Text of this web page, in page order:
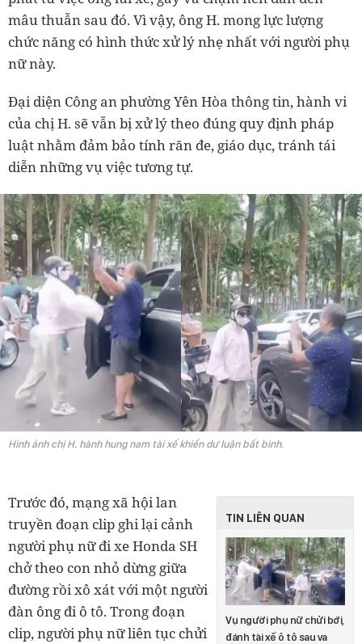
mâu thuẫn sau đó. Vì vậy, ông H. mong lực lượng
chức năng có hình thức xử lý nhẹ nhất với người phụ
nữ này.
Đại diện Công an phường Yên Hòa thông tin, hành vi
của chị H. sẽ vẫn bị xử lý theo đúng quy định pháp
luật nhằm đảm bảo tính răn đe, giáo dục, tránh tái
diễn những vụ việc tương tự.
Hình ảnh chị H. hành hung nam tài xế khiến dư luận bất bình.
TIN LIÊN QUAN
Vụ người phụ nữ chửi bới,
đánh tài xế ô tô sau va
Trước đó, mạng xã hội lan
truyền đoạn clip ghi lại cảnh
người phụ nữ đi xe Honda SH
chở theo con nhỏ dừng giữa
đường rồi xô xát với một người
đàn ông đi ô tô. Trong đoạn
clip, người phụ nữ liên tục chửi